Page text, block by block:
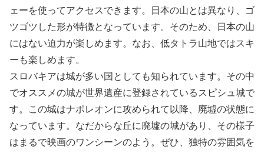
ェーを使ってアクセスできます。日本の山とは異なり、ゴ
ツゴツした形が特徴となっています。そのため、日本の山
にはない迫力が楽しめます。なお、低タトラ山地ではスキ
ーも楽しめます。
スロバキアは城が多い国としても知られています。その中
でオススメの城が世界遺産に登録されているスピシュ城で
す。この城はナポレオンに攻められて以降、廃墟の状態に
なっています。なだからな丘に廃墟の城があり、その様子
はまるで映画のワンシーンのよう。ぜひ、独特の雰囲気を